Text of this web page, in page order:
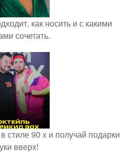
как носить и с какими
сочетать.
стиле 90 х и получай подарки
вверх!